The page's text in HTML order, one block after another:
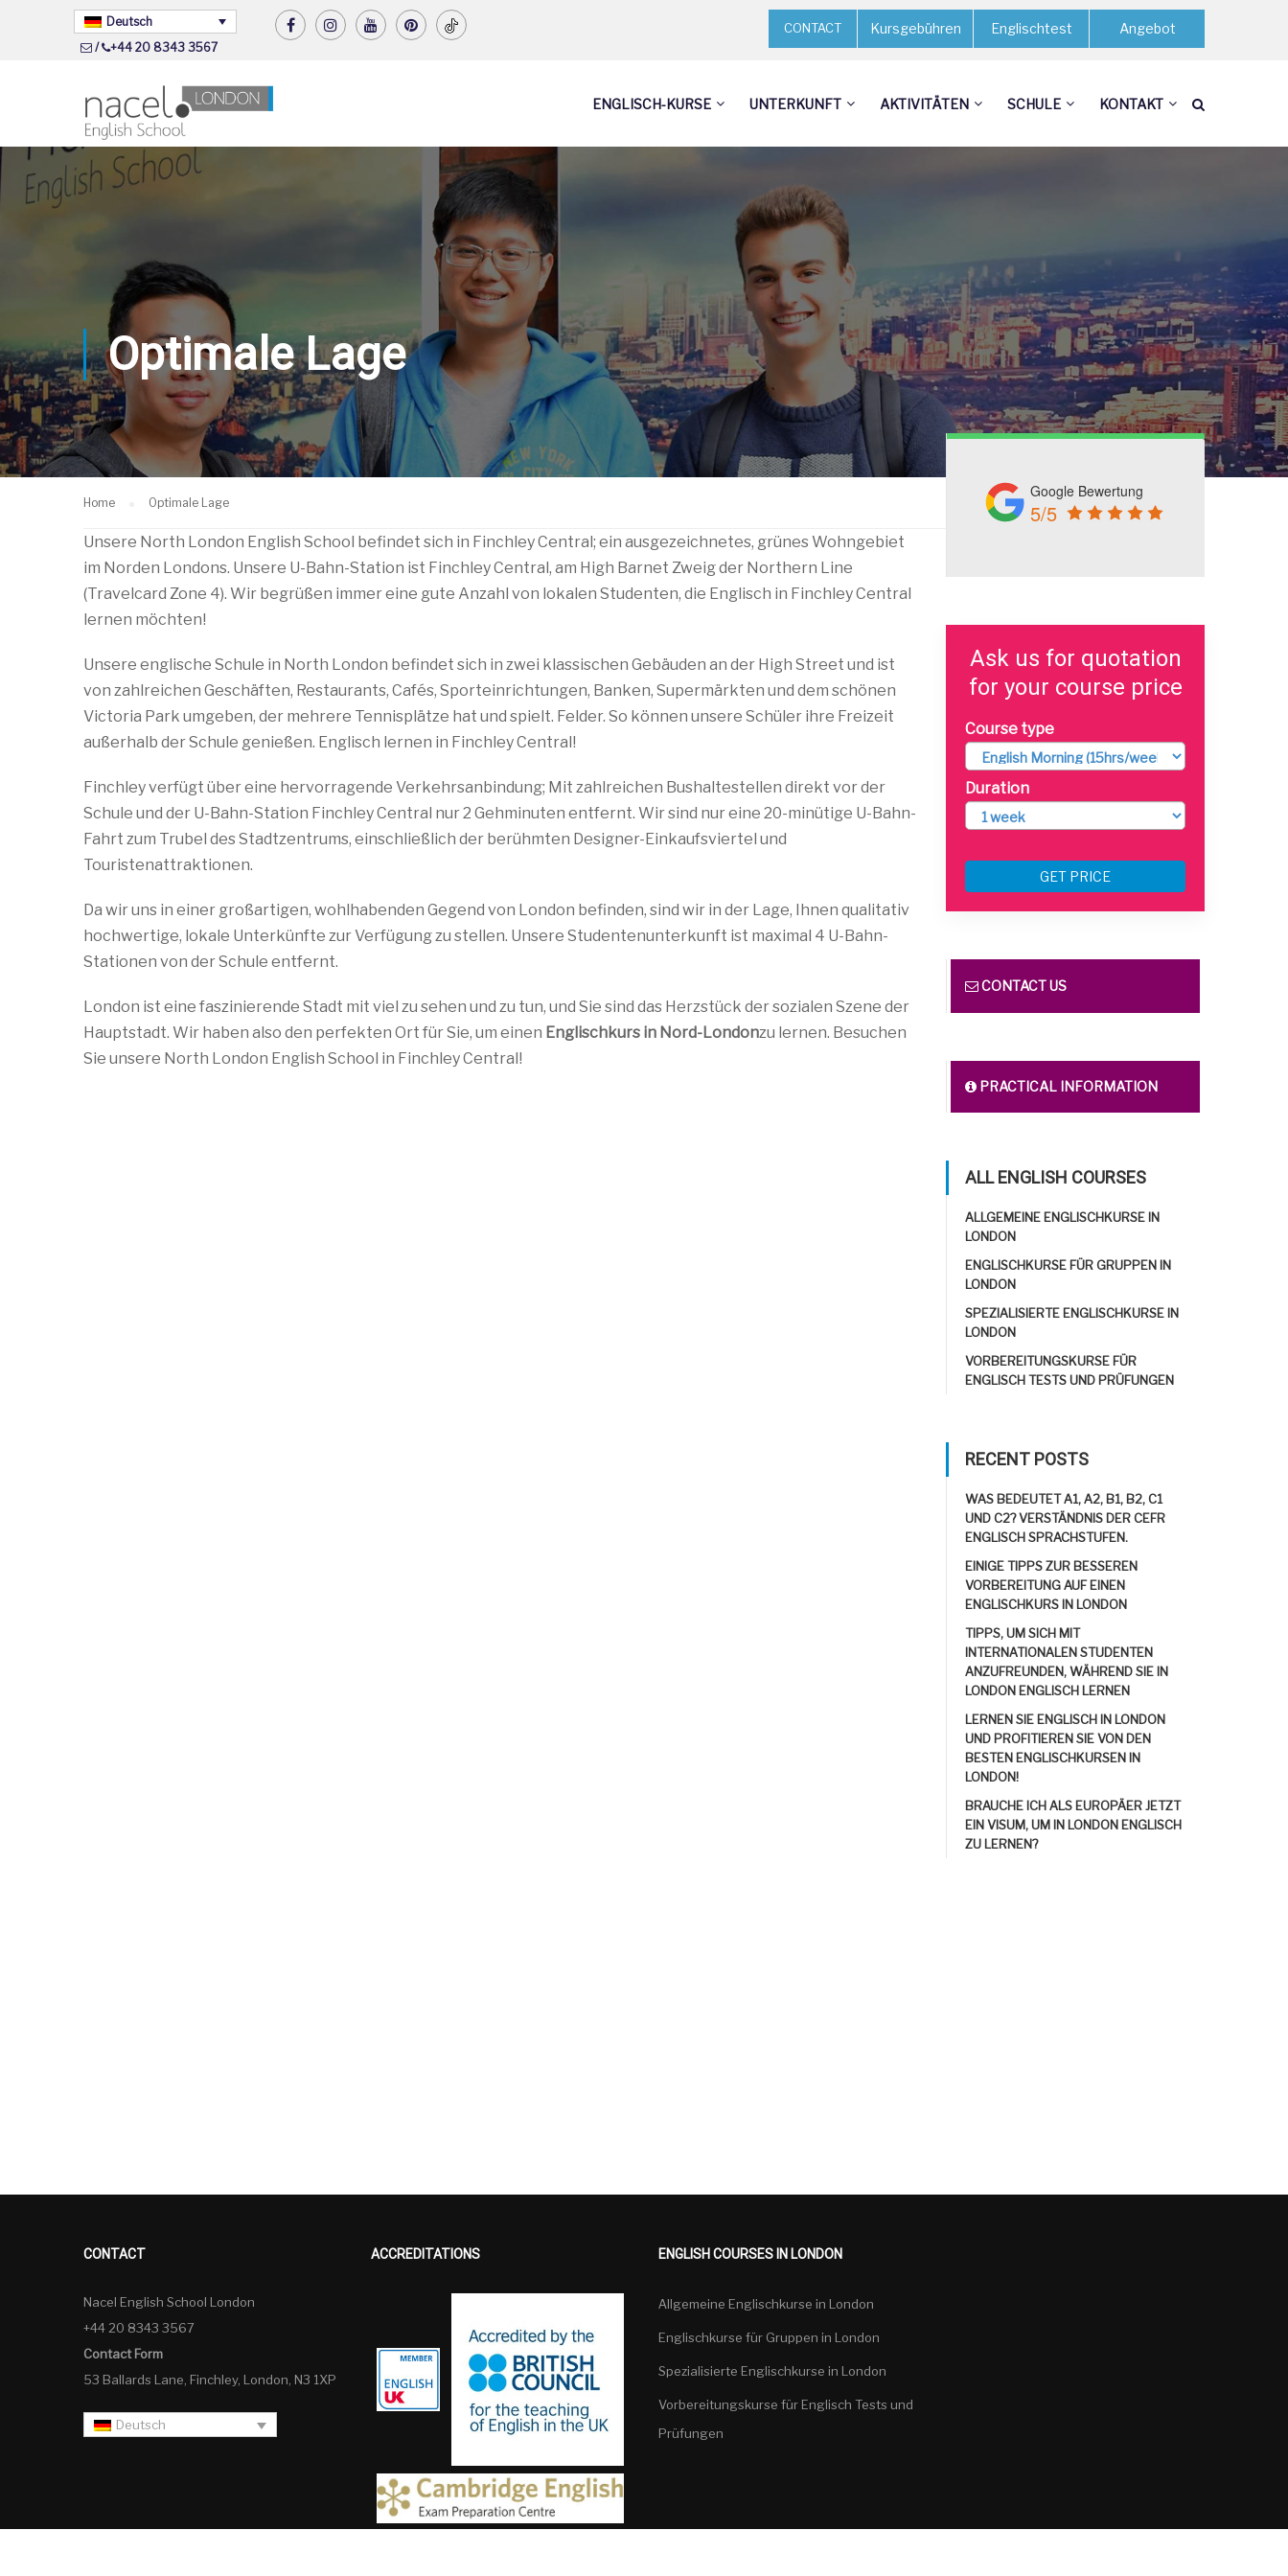
Deutsch
/
+44 20 8343 3567
Angebot
Englischtest
Kursgebühren
CONTACT
ENGLISCH-KURSE UNTERKUNFT AKTIVITÄTEN SCHULE KONTAKT
Optimale Lage
Home Optimale Lage
Unsere North London English School befindet sich in Finchley Central; ein ausgezeichnetes, grünes Wohngebiet
im Norden Londons. Unsere U-Bahn-Station ist Finchley Central, am High Barnet Zweig der Northern Line
(Travelcard Zone 4). Wir begrüßen immer eine gute Anzahl von lokalen Studenten, die Englisch in Finchley Central
lernen möchten!
Unsere englische Schule in North London befindet sich in zwei klassischen Gebäuden an der High Street und ist
von zahlreichen Geschäften, Restaurants, Cafés, Sporteinrichtungen, Banken, Supermärkten und dem schönen
Victoria Park umgeben, der mehrere Tennisplätze hat und spielt. Felder. So können unsere Schüler ihre Freizeit
außerhalb der Schule genießen. Englisch lernen in Finchley Central!
Finchley verfügt über eine hervorragende Verkehrsanbindung; Mit zahlreichen Bushaltestellen direkt vor der
Schule und der U-Bahn-Station Finchley Central nur 2 Gehminuten entfernt. Wir sind nur eine 20-minütige U-Bahn-
Fahrt zum Trubel des Stadtzentrums, einschließlich der berühmten Designer-Einkaufsviertel und
Touristenattraktionen.
Da wir uns in einer großartigen, wohlhabenden Gegend von London befinden, sind wir in der Lage, Ihnen qualitativ
hochwertige, lokale Unterkünfte zur Verfügung zu stellen. Unsere Studentenunterkunft ist maximal 4 U-Bahn-
Stationen von der Schule entfernt.
London ist eine faszinierende Stadt mit viel zu sehen und zu tun, und Sie sind das Herzstück der sozialen Szene der
Hauptstadt. Wir haben also den perfekten Ort für Sie, um einen Englischkurs in Nord-Londonzu lernen. Besuchen
Sie unsere North London English School in Finchley Central!
Google Bewertung
5/5
Ask us for quotation
for your course price
Course type
Duration
GET PRICE
CONTACT US
PRACTICAL INFORMATION
ALL ENGLISH COURSES
ALLGEMEINE ENGLISCHKURSE IN
LONDON
ENGLISCHKURSE FÜR GRUPPEN IN
LONDON
SPEZIALISIERTE ENGLISCHKURSE IN
LONDON
VORBEREITUNGSKURSE FÜR
ENGLISCH TESTS UND PRÜFUNGEN
RECENT POSTS
WAS BEDEUTET A1, A2, B1, B2, C1
UND C2? VERSTÄNDNIS DER CEFR
ENGLISCH SPRACHSTUFEN.
EINIGE TIPPS ZUR BESSEREN
VORBEREITUNG AUF EINEN
ENGLISCHKURS IN LONDON
TIPPS, UM SICH MIT
INTERNATIONALEN STUDENTEN
ANZUFREUNDEN, WÄHREND SIE IN
LONDON ENGLISCH LERNEN
LERNEN SIE ENGLISCH IN LONDON
UND PROFITIEREN SIE VON DEN
BESTEN ENGLISCHKURSEN IN
LONDON!
BRAUCHE ICH ALS EUROPÄER JETZT
EIN VISUM, UM IN LONDON ENGLISCH
ZU LERNEN?
CONTACT
Nacel English School London
+44 20 8343 3567
Contact Form
53 Ballards Lane, Finchley, London, N3 1XP
Deutsch
ACCREDITATIONS ENGLISH COURSES IN LONDON
Allgemeine Englischkurse in London
Englischkurse für Gruppen in London
Spezialisierte Englischkurse in London
Vorbereitungskurse für Englisch Tests und
Prüfungen